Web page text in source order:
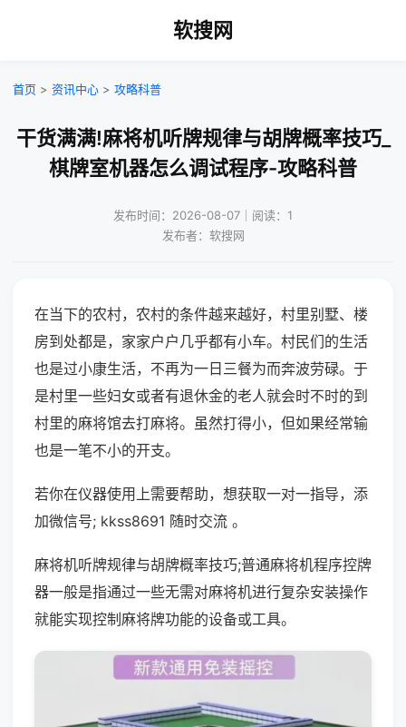
软搜网
首页 > 资讯中心 > 攻略科普
干货满满!麻将机听牌规律与胡牌概率技巧_
棋牌室机器怎么调试程序-攻略科普
发布时间：2026-08-07｜阅读：1
发布者：软搜网
在当下的农村，农村的条件越来越好，村里别墅、楼
房到处都是，家家户户几乎都有小车。村民们的生活
也是过小康生活，不再为一日三餐为而奔波劳碌。于
是村里一些妇女或者有退休金的老人就会时不时的到
村里的麻将馆去打麻将。虽然打得小，但如果经常输
也是一笔不小的开支。
若你在仪器使用上需要帮助，想获取一对一指导，添
加微信号; kkss8691 随时交流 。
麻将机听牌规律与胡牌概率技巧;普通麻将机程序控牌
器一般是指通过一些无需对麻将机进行复杂安装操作
就能实现控制麻将牌功能的设备或工具。